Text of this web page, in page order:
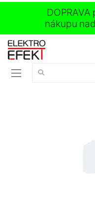
nákupu
Vyhledávání: